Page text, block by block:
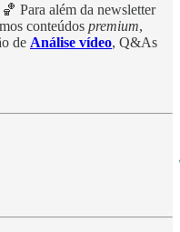
Para além da newsletter
conteúdos premium,
de Análise vídeo, Q&As